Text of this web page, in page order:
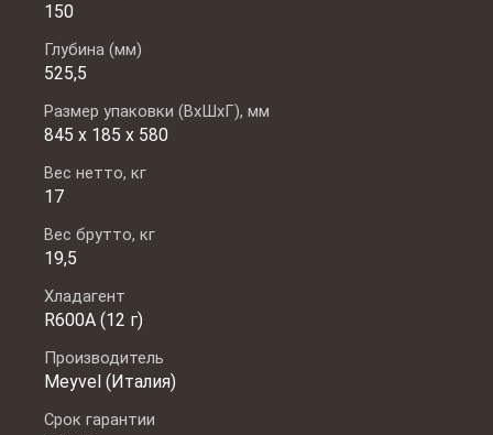
150
Глубина (мм)
525,5
Размер упаковки (ВxШxГ), мм
845 x 185 x 580
Вес нетто, кг
17
Вес брутто, кг
19,5
Хладагент
R600A (12 г)
Производитель
Meyvel (Италия)
Срок гарантии